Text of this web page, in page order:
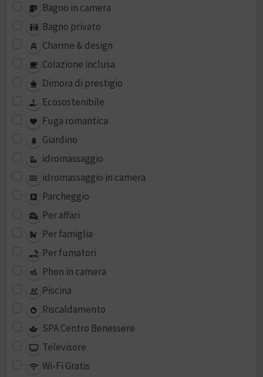
Bagno in camera
Bagno privato
Charme & design
Colazione inclusa
Dimora di prestigio
Ecosostenibile
Fuga romantica
Giardino
idromassaggio
idromassaggio in camera
Parcheggio
Per affari
Per famiglia
Per fumatori
Phon in camera
Piscina
Riscaldamento
SPA Centro Benessere
Televisore
Wi-Fi Gratis